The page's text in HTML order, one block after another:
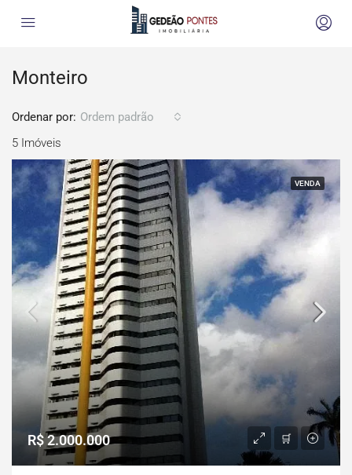
Monteiro
5 Imóveis
Ordenar por: Ordem padrão
VENDA
R$ 2.000.000